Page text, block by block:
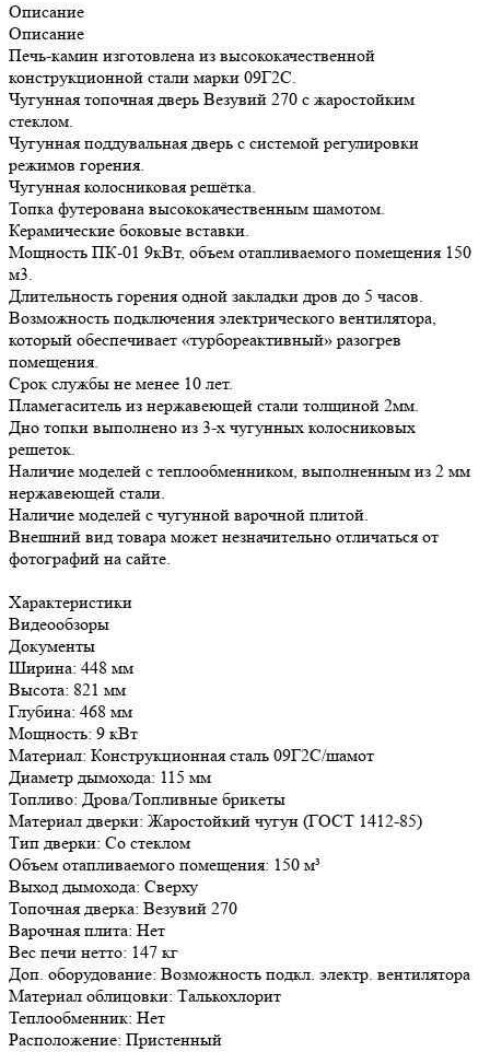
Описание
Описание
Печь-камин изготовлена из высококачественной
конструкционной стали марки 09Г2С.
Чугунная топочная дверь Везувий 270 с жаростойким
стеклом.
Чугунная поддувальная дверь с системой регулировки
режимов горения.
Чугунная колосниковая решётка.
Топка футерована высококачественным шамотом.
Керамические боковые вставки.
Мощность ПК-01 9кВт, объем отапливаемого помещения 150
м3.
Длительность горения одной закладки дров до 5 часов.
Возможность подключения электрического вентилятора,
который обеспечивает «турбореактивный» разогрев
помещения.
Срок службы не менее 10 лет.
Пламегаситель из нержавеющей стали толщиной 2мм.
Дно топки выполнено из 3-х чугунных колосниковых
решеток.
Наличие моделей с теплообменником, выполненным из 2 мм
нержавеющей стали.
Наличие моделей с чугунной варочной плитой.
Внешний вид товара может незначительно отличаться от
фотографий на сайте.
Характеристики
Видеообзоры
Документы
Ширина: 448 мм
Высота: 821 мм
Глубина: 468 мм
Мощность: 9 кВт
Материал: Конструкционная сталь 09Г2С/шамот
Диаметр дымохода: 115 мм
Топливо: Дрова/Топливные брикеты
Материал дверки: Жаростойкий чугун (ГОСТ 1412-85)
Тип дверки: Со стеклом
Объем отапливаемого помещения: 150 м³
Выход дымохода: Сверху
Топочная дверка: Везувий 270
Варочная плита: Нет
Вес печи нетто: 147 кг
Доп. оборудование: Возможность подкл. электр. вентилятора
Материал облицовки: Талькохлорит
Теплообменник: Нет
Расположение: Пристенный